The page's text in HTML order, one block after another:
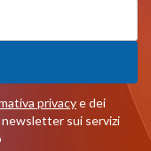
privacye dei
sui servizi